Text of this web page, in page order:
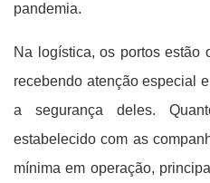
pandemia.
Na logística, os portos estão
recebendo atenção especial
a segurança deles.
estabelecido com as
mínima em operação,